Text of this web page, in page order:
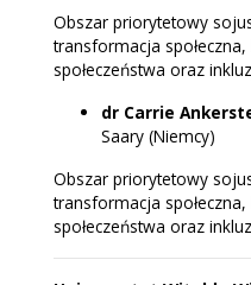
Obszar priorytetowy
transformacja
społeczeństwa oraz
dr Carrie
Saary (Niemcy)
Obszar priorytetowy
transformacja
społeczeństwa oraz